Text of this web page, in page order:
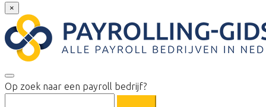
×
Op zoek naar een payroll bedrijf?